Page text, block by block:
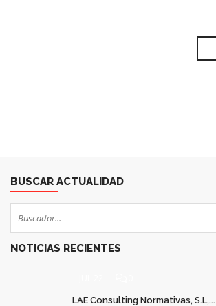
BUSCAR ACTUALIDAD
NOTICIAS RECIENTES
LAE Consulting Normativas, S.L,...